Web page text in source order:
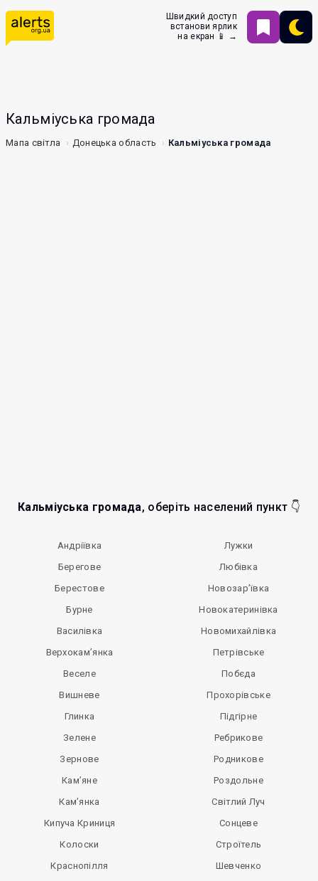
Швидкий доступ
встанови ярлик
на екран 📱 →
Кальміуська громада
Мапа світла Донецька область Кальміуська громада
Кальміуська громада, оберіть населений пункт 👇
Андріївка
Берегове
Берестове
Бурне
Василівка
Верхокам’янка
Веселе
Вишневе
Глинка
Зелене
Зернове
Кам’яне
Кам’янка
Кипуча Криниця
Колоски
Краснопілля
Лужки
Любівка
Новозар’ївка
Новокатеринівка
Новомихайлівка
Петрівське
Побєда
Прохорівське
Підгірне
Ребрикове
Родникове
Роздольне
Світлий Луч
Сонцеве
Строїтель
Шевченко